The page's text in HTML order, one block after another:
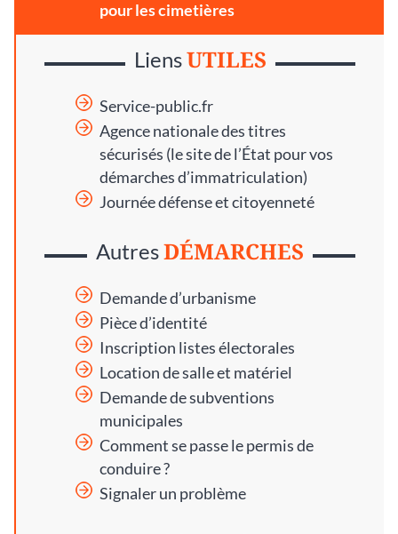
pour les cimetières
LiensUTILES
Service-public.fr
Agence nationale des titres
sécurisés (le site de l’État pour vos
démarches d’immatriculation)
Journée défense et citoyenneté
AutresDÉMARCHES
Demande d’urbanisme
Pièce d’identité
Inscription listes électorales
Location de salle et matériel
Demande de subventions
municipales
Comment se passe le permis de
conduire ?
Signaler un problème